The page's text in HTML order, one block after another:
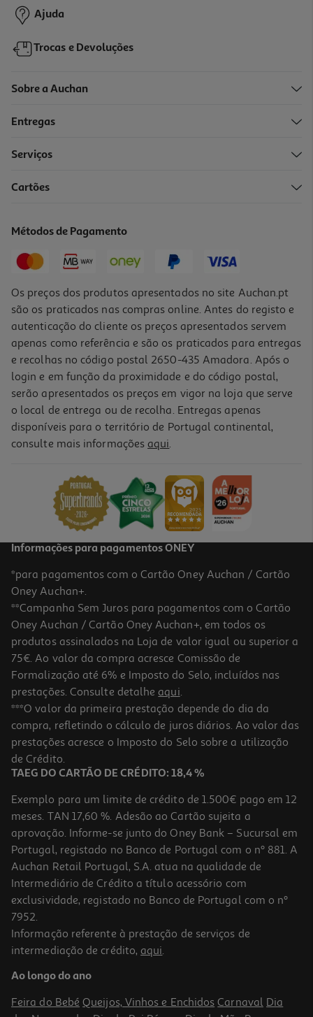
Ajuda
Trocas e Devoluções
Sobre a Auchan
Entregas
Serviços
Cartões
Métodos de Pagamento
Os preços dos produtos apresentados no site Auchan.pt
são os praticados nas compras online. Antes do registo e
autenticação do cliente os preços apresentados servem
apenas como referência e são os praticados para entregas
e recolhas no código postal 2650-435 Amadora. Após o
login e em função da proximidade e do código postal,
serão apresentados os preços em vigor na loja que serve
o local de entrega ou de recolha. Entregas apenas
disponíveis para o território de Portugal continental,
consulte mais informações aqui.
Informações para pagamentos ONEY
*para pagamentos com o Cartão Oney Auchan / Cartão
Oney Auchan+.
**Campanha Sem Juros para pagamentos com o Cartão
Oney Auchan / Cartão Oney Auchan+, em todos os
produtos assinalados na Loja de valor igual ou superior a
75€. Ao valor da compra acresce Comissão de
Formalização até 6% e Imposto do Selo, incluídos nas
prestações. Consulte detalhe aqui.
***O valor da primeira prestação depende do dia da
compra, refletindo o cálculo de juros diários. Ao valor das
prestações acresce o Imposto do Selo sobre a utilização
de Crédito.
TAEG DO CARTÃO DE CRÉDITO: 18,4 %
Exemplo para um limite de crédito de 1.500€ pago em 12
meses. TAN 17,60 %. Adesão ao Cartão sujeita a
aprovação. Informe-se junto do Oney Bank – Sucursal em
Portugal, registado no Banco de Portugal com o nº 881. A
Auchan Retail Portugal, S.A. atua na qualidade de
Intermediário de Crédito a título acessório com
exclusividade, registado no Banco de Portugal com o nº
7952.
Informação referente à prestação de serviços de
intermediação de crédito, aqui.
Ao longo do ano
Feira do Bebé Queijos, Vinhos e Enchidos Carnaval Dia